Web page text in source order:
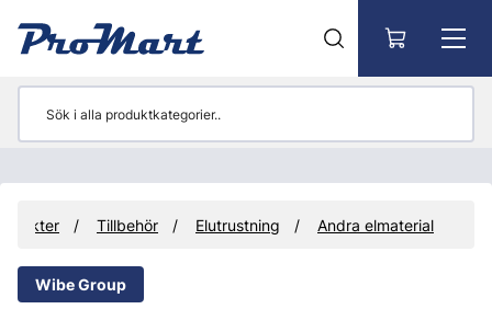
Tillbehör Elutrustning Andra elmaterial
Wibe Group